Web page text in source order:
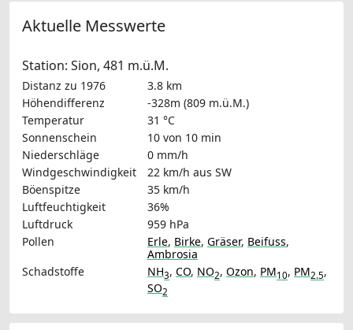
Aktuelle Messwerte
Station: Sion, 481 m.ü.M.
Distanz zu 1976
3.8 km
Höhendifferenz
-328m (809 m.ü.M.)
Temperatur
31 °C
Sonnenschein
10 von 10 min
Niederschläge
0 mm/h
Windgeschwindigkeit
22 km/h aus SW
Böenspitze
35 km/h
Luftfeuchtigkeit
36%
Luftdruck
959 hPa
Pollen
Erle, Birke, Gräser, Beifuss,
Ambrosia
Schadstoffe
NH3, CO, NO2, Ozon, PM10, PM2.5,
SO2